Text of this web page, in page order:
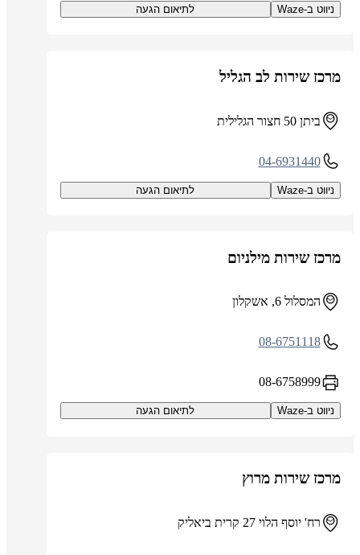
ניווט ב-Waze לתיאום הגעה
מרכז שירות לב הגליל
ביתן 50 חצור הגלילית
04-6931440
ניווט ב-Waze לתיאום הגעה
מרכז שירות מילניום
המסלול 6, אשקלון
08-6751118
08-6758999
ניווט ב-Waze לתיאום הגעה
מרכז שירות מרוץ
רח' יוסף הלוי 27 קרית ביאליק